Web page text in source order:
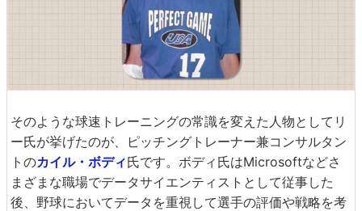
そのような球速トレーニングの常識を変えた人物としてリ
ー氏が挙げたのが、ピッチングトレーナー兼コンサルタン
トのカイル・ボディ氏です。ボディ氏はMicrosoftなどさ
まざまな職場でデータサイエンティストとして従事した
後、野球においてデータを重視して選手の評価や戦略を考